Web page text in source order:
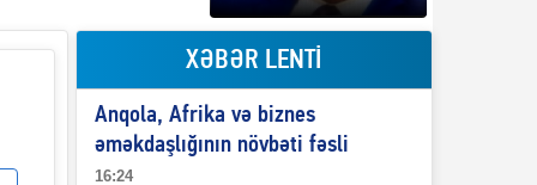
Elşad Abdullayevin
erməniləri
maliyyələşdirən oğlu
niyə Azərbaycana
ekstradisiya olunmur?
XƏBƏR LENTİ
Anqola, Afrika və biznes
əməkdaşlığının növbəti fəsli
16:24